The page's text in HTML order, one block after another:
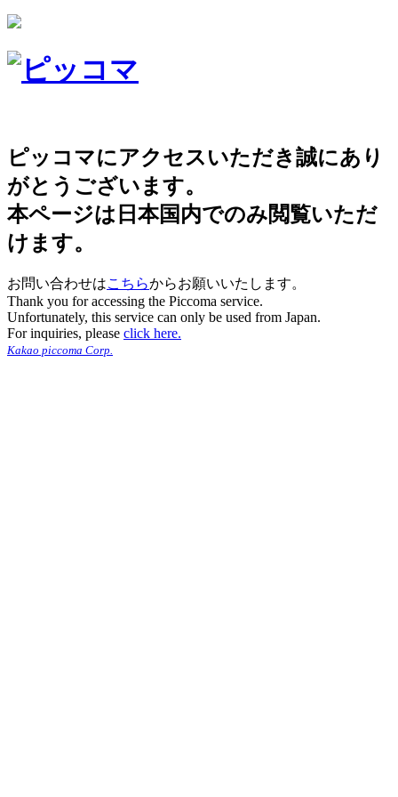
ピッコマにアクセスいただき誠にあり
がとうございます。
本ページは日本国内でのみ閲覧いただ
けます。
お問い合わせはこちらからお願いいたします。
Thank you for accessing the Piccoma service.
Unfortunately, this service can only be used from Japan.
For inquiries, please click here.
Kakao piccoma Corp.